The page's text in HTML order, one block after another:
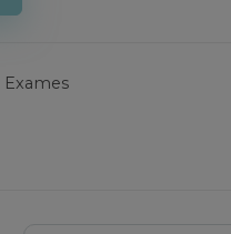
Exames